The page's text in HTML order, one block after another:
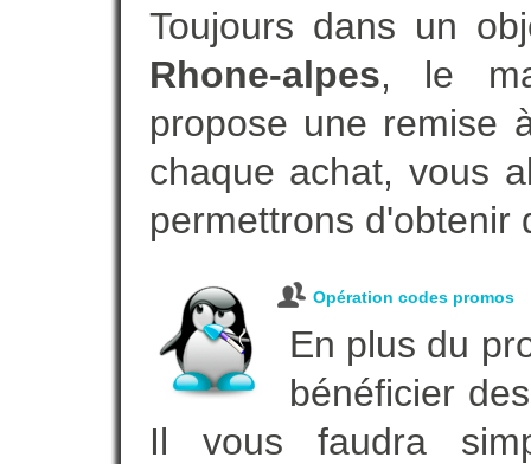
Toujours dans un
Rhone-alpes, le
propose une remise
chaque achat, vous
permettrons d'obtenir
Opération codes promos
En plus du
bénéficier
Il vous faudra